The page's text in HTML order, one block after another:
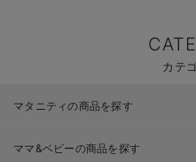
カテ
マタニティの商品を探す
ママ&ベビーの商品を探す